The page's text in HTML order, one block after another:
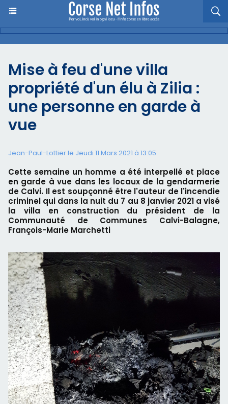
Mise à feu d'une villa
propriété d'un élu à Zilia :
une personne en garde à
vue
Jean-Paul-Lottier le Jeudi 11 Mars 2021 à 13:05
Cette semaine un homme a été interpellé et place
en garde à vue dans les locaux de la gendarmerie
de Calvi. Il est soupçonné être l'auteur de l'incendie
criminel qui dans la nuit du 7 au 8 janvier 2021 a visé
la villa en construction du président de la
Communauté de Communes Calvi-Balagne,
François-Marie Marchetti